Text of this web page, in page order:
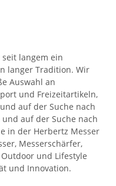
seit langem ein
langer Tradition. Wir
Auswahl an
und Freizeitartikeln,
auf der Suche nach
und auf der Suche nach
in der Herbertz Messer
Messerschärfer,
und Lifestyle
und Innovation.